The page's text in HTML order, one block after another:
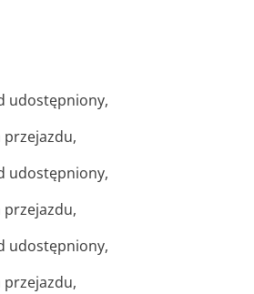
udostępniony,
przejazdu,
udostępniony,
przejazdu,
udostępniony,
przejazdu,